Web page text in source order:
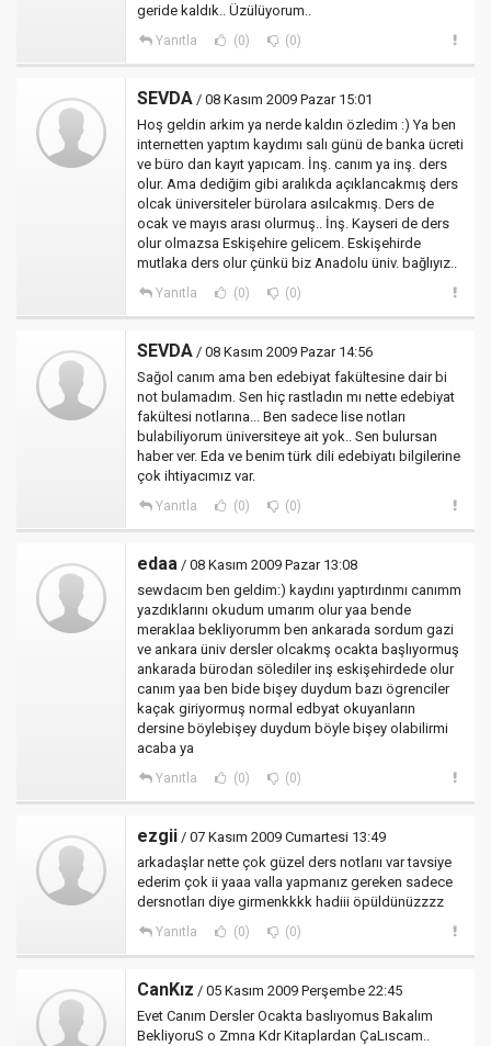
geride kaldık.. Üzülüyorum..
Yanıtla (0) (0)
SEVDA / 08 Kasım 2009 Pazar 15:01
Hoş geldin arkim ya nerde kaldın özledim :) Ya ben
internetten yaptım kaydımı salı günü de banka ücreti
ve büro dan kayıt yapıcam. İnş. canım ya inş. ders
olur. Ama dediğim gibi aralıkda açıklancakmış ders
olcak üniversiteler bürolara asılcakmış. Ders de
ocak ve mayıs arası olurmuş.. İnş. Kayseri de ders
olur olmazsa Eskişehire gelicem. Eskişehirde
mutlaka ders olur çünkü biz Anadolu üniv. bağlıyız..
Yanıtla (0) (0)
SEVDA / 08 Kasım 2009 Pazar 14:56
Sağol canım ama ben edebiyat fakültesine dair bi
not bulamadım. Sen hiç rastladın mı nette edebiyat
fakültesi notlarına... Ben sadece lise notları
bulabiliyorum üniversiteye ait yok.. Sen bulursan
haber ver. Eda ve benim türk dili edebiyatı bilgilerine
çok ihtiyacımız var.
Yanıtla (0) (0)
edaa / 08 Kasım 2009 Pazar 13:08
sewdacım ben geldim:) kaydını yaptırdınmı canımm
yazdıklarını okudum umarım olur yaa bende
meraklaa bekliyorumm ben ankarada sordum gazi
ve ankara üniv dersler olcakmş ocakta başlıyormuş
ankarada bürodan sölediler inş eskişehirdede olur
canım yaa ben bide bişey duydum bazı ögrenciler
kaçak giriyormuş normal edbyat okuyanların
dersine böylebişey duydum böyle bişey olabilirmi
acaba ya
Yanıtla (0) (0)
ezgii / 07 Kasım 2009 Cumartesi 13:49
arkadaşlar nette çok güzel ders notlarıı var tavsiye
ederim çok ii yaaa valla yapmanız gereken sadece
dersnotları diye girmenkkkk hadiii öpüldünüzzzz
Yanıtla (0) (0)
CanKız / 05 Kasım 2009 Perşembe 22:45
Evet Canım Dersler Ocakta baslıyomus Bakalım
BekliyoruS o Zmna Kdr Kitaplardan ÇaLıscam..